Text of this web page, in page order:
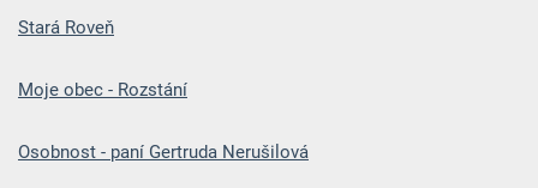
Stará Roveň
Moje obec - Rozstání
Osobnost - paní Gertruda Nerušilová